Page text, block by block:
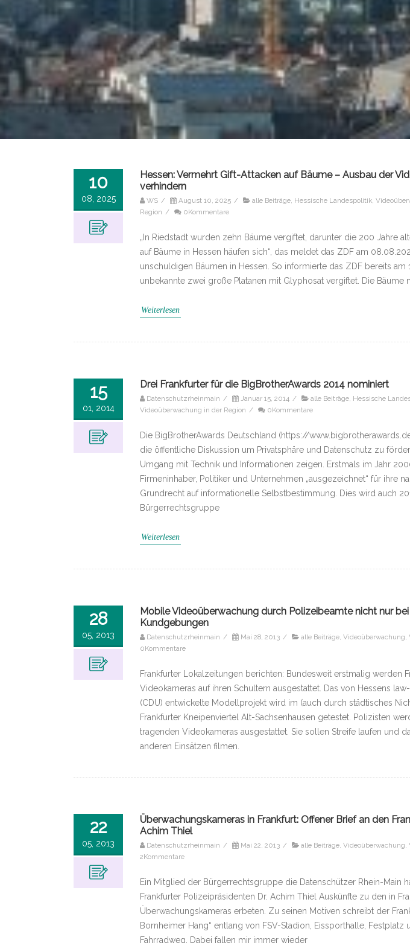
10
08, 2025
Hessen: Vermehrt Gift-Attacken auf Bäume – Ausbau der
verhindern
WS / August 10, 2025 / alle Beiträge Hessische Landespolitik
Region / 0Kommentare
„In Riedstadt wurden zehn Bäume vergiftet, darunter die 200 Jahre
auf Bäume in Hessen häufen sich“, das meldet das ZDF am
unschuldigen Bäumen in Hessen. So informierte das ZDF bereits am
unbekannte zwei große Platanen mit Glyphosat vergiftet. Die Bäume
Weiterlesen
15
01, 2014
Drei Frankfurter für die BigBrotherAwards 2014 nominiert
Datenschutzrheinmain / Januar 15, 2014 / alle Beiträge Hessische
Videoüberwachung in der Region / 0Kommentare
Die BigBrotherAwards Deutschland (https://
die öffentliche Diskussion um Privatsphäre und Datenschutz zu
Umgang mit Technik und Informationen zeigen. Erstmals im Jahr
Firmeninhaber, Politiker und Unternehmen „ausgezeichnet“ für ihre
Grundrecht auf informationelle Selbstbestimmung. Dies wird auch
Bürgerrechtsgruppe
Weiterlesen
28
05, 2013
Mobile Videoüberwachung durch Polizeibeamte nicht nur
Kundgebungen
Datenschutzrheinmain / Mai 28, 2013 / alle Beiträge Videoüberwachung
0Kommentare
Frankfurter Lokalzeitungen berichten: Bundesweit erstmalig werden
Videokameras auf ihren Schultern ausgestattet. Das von Hessens
(CDU) entwickelte Modellprojekt wird im (auch durch städtisches
Frankfurter Kneipenviertel Alt-Sachsenhausen getestet. Polizisten
tragenden Videokameras ausgestattet. Sie sollen Streife laufen und
anderen Einsätzen filmen.
22
05, 2013
Überwachungskameras in Frankfurt: Offener Brief an den
Achim Thiel
Datenschutzrheinmain / Mai 22, 2013 / alle Beiträge Videoüberwachung
2Kommentare
Ein Mitglied der Bürgerrechtsgruppe die Datenschützer Rhein-Main
Frankfurter Polizeipräsidenten Dr. Achim Thiel Auskünfte zu den in
Überwachungskameras erbeten. Zu seinen Motiven schreibt der
Bornheimer Hang“ entlang von FSV-Stadion, Eissporthalle,
Fahrradweg. Dabei fallen mir immer wieder